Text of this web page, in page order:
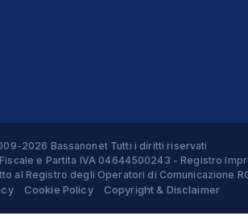
2026 Bassanonet Tutti i diritti riservati
e Partita IVA 04644500243 - Registro
al Registro degli Operatori di Comunicazione
Cookie Policy Copyright & Disclaimer